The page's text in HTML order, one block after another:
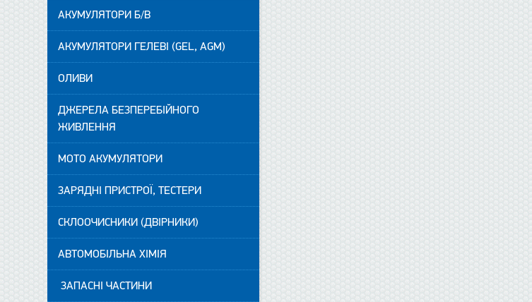
АКУМУЛЯТОРИ Б/В
АКУМУЛЯТОРИ ГЕЛЕВІ (GEL, AGM)
ОЛИВИ
ДЖЕРЕЛА БЕЗПЕРЕБІЙНОГО
ЖИВЛЕННЯ
МОТО АКУМУЛЯТОРИ
ЗАРЯДНІ ПРИСТРОЇ, ТЕСТЕРИ
СКЛООЧИСНИКИ (ДВІРНИКИ)
АВТОМОБІЛЬНА ХІМІЯ
ЗАПАСНІ ЧАСТИНИ